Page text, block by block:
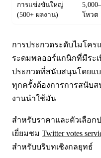
การแข่งขันใหญ่
(500+ ผลงาน)
โหวต
การประกวดระดับไมโค
ระดมพลออร์แกนิกที่มีระเ
ประกวดที่สนับสนุนโดยแ
ทุกครั้งต้องการการสนับส
งานนำใช้มัน
สำหรับราคาและตัวเลือ
เยี่ยมชม Twitter votes
สำหรับบริบทเชิงกลยุทธ์